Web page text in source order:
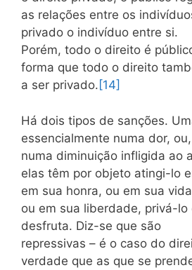
as relações entre os
privado o indivíduo entre si.
Porém, todo o direito é
forma que todo o direito
a ser privado. [14]
Há dois tipos de sanções.
essencialmente numa dor,
numa diminuição infligida ao
elas têm por objeto atingi-lo
em sua honra, ou em sua
ou em sua liberdade, privá-lo
desfruta. Diz-se que são
repressivas – é o caso do
verdade que as que se